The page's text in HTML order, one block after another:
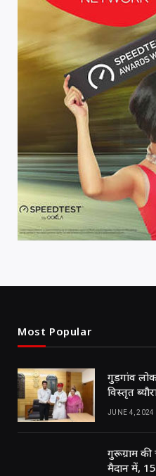
Most Popular
गुड़गांव
विस्तृत
JUNE 4, 2024
गुरूग्राम की
मैदान में, 15